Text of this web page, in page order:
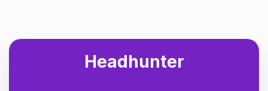
Headhunter